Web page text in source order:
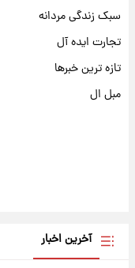
سبک زندگی مردانه
تجارت ایده آل
تازه ترین خبرها
مبل ال
آخرین اخبار